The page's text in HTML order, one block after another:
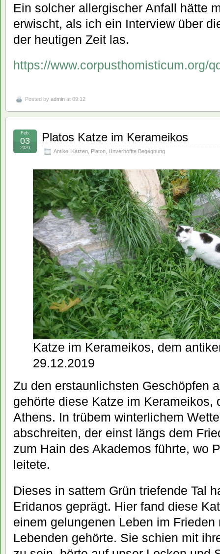
Ein solcher allergischer Anfall hätte
erwischt, als ich ein Interview über
der heutigen Zeit las.
https://www.corpusthomisticum.org/
Posted by admin at 09:12
Platos Katze im Kerameikos
Antike Katzen Platon Unverhoffte Begegnung
Feb.
03
2020
Katze im Kerameikos, dem
29.12.2019
Zu den erstaunlichsten Geschöpfen
gehörte diese Katze im Kerameikos,
Athens. In trübem winterlichem
abschreiten, der einst längs dem
zum Hain des Akademos führte, wo
leitete.
Dieses in sattem Grün triefende Tal
Eridanos geprägt. Hier fand diese
einem gelungenen Leben im Frieden
Lebenden gehörte. Sie schien mit